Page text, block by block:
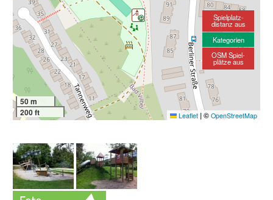
50 m
200 ft
Leaflet |© OpenStreetMap
Spielplatz-
distanz aus
Kategorien
OSM Spiel-
plätze aus